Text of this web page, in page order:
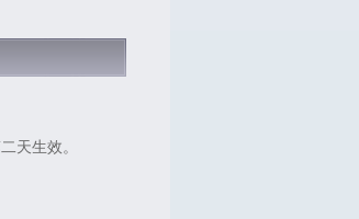
天生效。